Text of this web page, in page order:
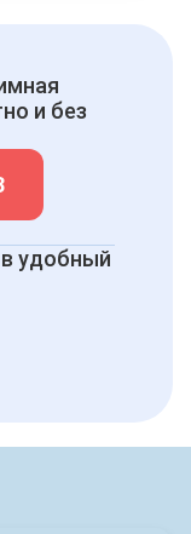
и без
удобный